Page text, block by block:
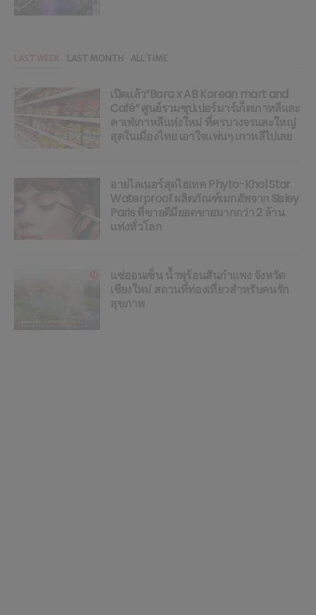
LAST MONTH ALL TIME
เปิดแล้ว“Bora x AB Korean mart and
Café” ศูนย์รวมซุปเปอร์มาร์เก็ตเกาหลีและ
คาเฟ่เกาหลีแห่งใหม่ ที่ครบวงจรและใหญ่
สุดในเมืองไทย เอาใจแฟนๆ เกาหลีไปเลย
อายไลเนอร์สุดไฮเทค Phyto-Khol Star
Waterproof ผลิตภัณฑ์เมกอัพจาก Sisley
Paris ที่ขายดีมียอดขายมากกว่า 2 ล้าน
แท่งทั่วโลก
แช่ออนเซ็น น้ำพุร้อนสันกำแพง จังหวัด
เชียงใหม่ สถานที่ท่องเที่ยวสำหรับคนรัก
สุขภาพ